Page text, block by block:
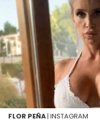
FLOR PEÑA | INSTAGRAM